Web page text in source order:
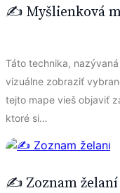
✍️ Myšlienková
Táto technika,
vizuálne zobraziť
tejto mape vieš objaviť
ktoré si…
✍️ Zoznam želaní